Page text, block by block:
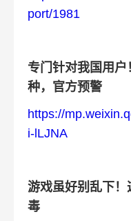
port/1981
专门针对我国用
种，官方预警
https://
i-lLJNA
游戏虽好别乱下
毒